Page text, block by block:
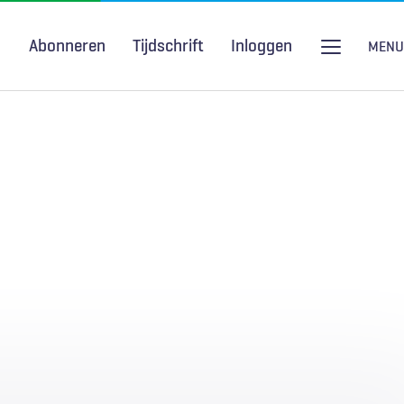
Abonneren Tijdschrift Inloggen MENU